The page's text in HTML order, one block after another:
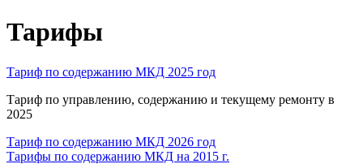
Тарифы
Тариф по содержанию МКД 2025 год
Тариф по управлению, содержанию и текущему ремонту в
2025
Тариф по содержанию МКД 2026 год
Тарифы по содержанию МКД на 2015 г.